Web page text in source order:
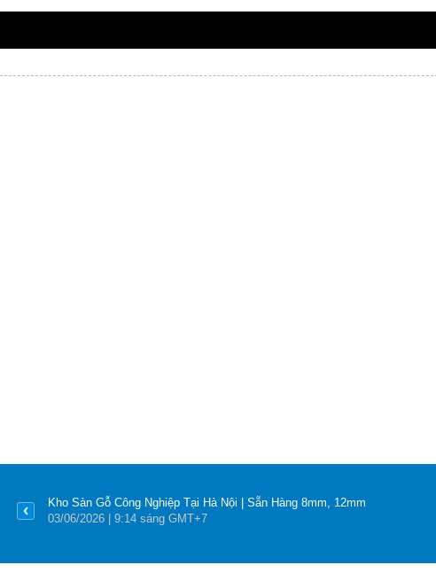
Kho Sàn Gỗ Công Nghiệp Tại Hà Nội | Sẵn Hàng 8mm, 12mm
03/06/2026 | 9:14 sáng GMT+7